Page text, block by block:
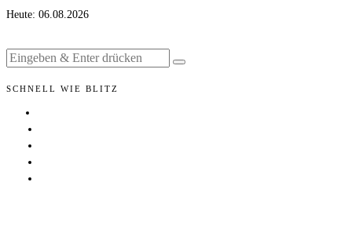
Heute: 06.08.2026
SCHNELL WIE BLITZ